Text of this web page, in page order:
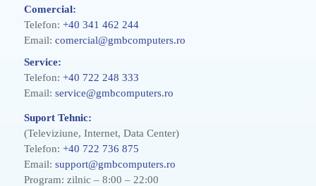
Comercial:
Telefon: +40 341 462 244
Email: comercial@gmbcomputers.ro
Service:
Telefon: +40 722 248 333
Email: service@gmbcomputers.ro
Suport Tehnic:
(Televiziune, Internet, Data Center)
Telefon: +40 722 736 875
Email: support@gmbcomputers.ro
Program: zilnic – 8:00 – 22:00